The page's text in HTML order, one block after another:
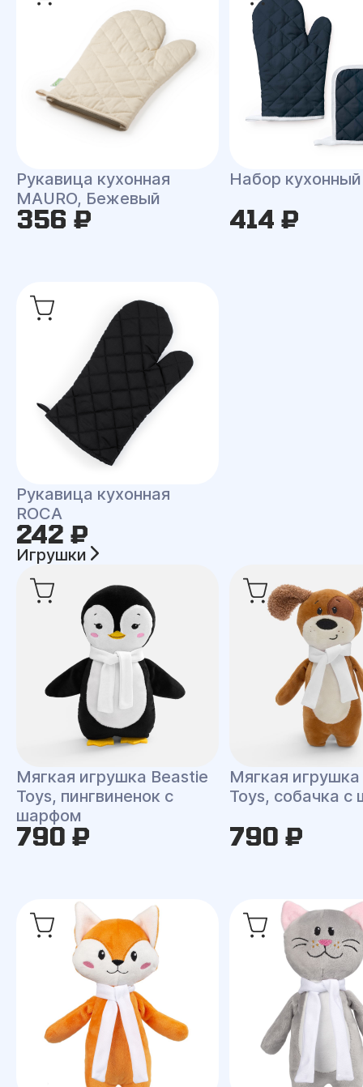
Рукавица кухонная
MAURO, Бежевый
356 ₽
Набор кухонный
414 ₽
Рукавица кухонная
ROCA
242 ₽
Игрушки
Мягкая игрушка Beastie
Toys, пингвиненок с
шарфом
790 ₽
Мягкая
Toys, собачка
790 ₽